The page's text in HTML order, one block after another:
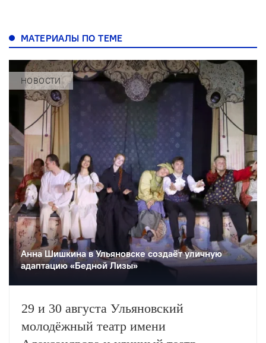
МАТЕРИАЛЫ ПО ТЕМЕ
НОВОСТИ
Анна Шишкина в Ульяновске создаëт уличную
адаптацию «Бедной Лизы»
29 и 30 августа Ульяновский
молодёжный театр имени